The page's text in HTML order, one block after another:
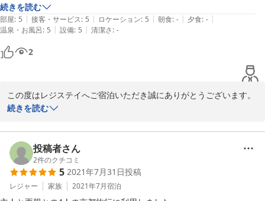
されました。本当にきれいで疲れが癒されました。
お部屋の寝具やアメニティはどれも一流品で、お風呂はヒノキ風呂でし
た。
京都は何度も行っていますが、40を越え、のんびりした京都を味わい
たくて、今回心心苑に泊まりましたが、大正解でした。宿を管理されて
いるレジステイの方に近くの美味しい老舗料亭の情報を聞き、足を運び
ました。ただ泊まるだけでなく、お食事する場所も案内いただくことが
でき、本当に良い京都旅でした。機会があればまた利用したいと思いま
続きを読む
部屋: 5 | 接客・サービス: 5 | ロケーション: 5 | 朝食: - | 夕食: - |
温泉・お風呂: 5 | 設備: 5 | 清潔さ: -
2
この度はレジステイへご宿泊いただき誠にありがとうございます。
京都でのご滞在をごゆっくりとお過ごしいただけましたようで大変
こちらは京都の古き良き町屋を一棟貸し切りでご体験いただける施
設となっております。
広々とした趣のある和室から、季節を感じられるお庭を眺めなが
ら、ご家族やグループでのご滞在をお楽しみいただけます。
また京都にお越しの際にはご利用いただけましたら幸いです。スタ
続きを読む
投稿者さん
2件のクチコミ
5 2021年7月31日投稿
レジャー 家族 2021年7月宿泊